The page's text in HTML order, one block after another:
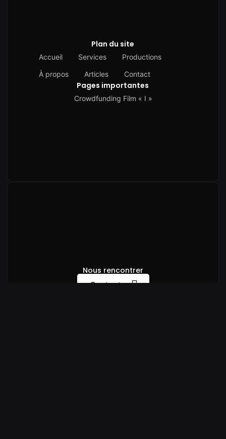
Plan du site
Accueil Services
Productions
À propos
Articles Contact
Pages importantes
Crowdfunding Film « I »
Nous rencontrer
Contacter